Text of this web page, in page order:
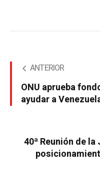
ANTERIOR
ONU aprueba
ayudar a
40ª Reunión de